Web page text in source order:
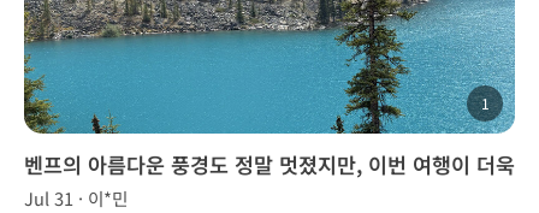
1
벤프의 아름다운 풍경도 정말 멋졌지만, 이번 여행이 더욱
특별했던 이유는 이승훈 가이드님 덕분이었습니다.
Jul 31 · 이*민